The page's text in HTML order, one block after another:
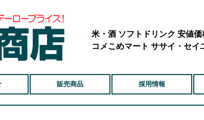
米・酒 ソフトドリンク 安値価
コメこめマート ササイ・セイ
販売商品 採用情報